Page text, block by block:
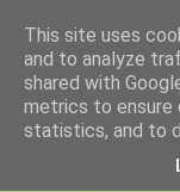
Staffars
Vi skriver om
This site uses
and to analyze
shared with
metrics to ensure
statistics, and to